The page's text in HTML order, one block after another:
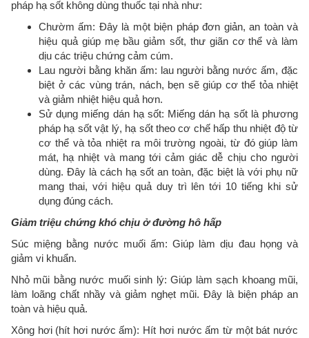
pháp hạ sốt không dùng thuốc tại nhà như:
Chườm ấm: Đây là một biện pháp đơn giản, an toàn và
hiệu quả giúp mẹ bầu giảm sốt, thư giãn cơ thể và làm
dịu các triệu chứng cảm cúm.
Lau người bằng khăn ấm: lau người bằng nước ấm, đặc
biệt ở các vùng trán, nách, bẹn sẽ giúp cơ thể tỏa nhiệt
và giảm nhiệt hiệu quả hơn.
Sử dụng miếng dán hạ sốt: Miếng dán hạ sốt là phương
pháp hạ sốt vật lý, hạ sốt theo cơ chế hấp thu nhiệt độ từ
cơ thể và tỏa nhiệt ra môi trường ngoài, từ đó giúp làm
mát, hạ nhiệt và mang tới cảm giác dễ chịu cho người
dùng. Đây là cách hạ sốt an toàn, đặc biệt là với phụ nữ
mang thai, với hiệu quả duy trì lên tới 10 tiếng khi sử
dụng đúng cách.
Giảm triệu chứng khó chịu ở đường hô hấp
Súc miệng bằng nước muối ấm: Giúp làm dịu đau họng và
giảm vi khuẩn.
Nhỏ mũi bằng nước muối sinh lý: Giúp làm sạch khoang mũi,
làm loãng chất nhầy và giảm nghẹt mũi. Đây là biện pháp an
toàn và hiệu quả.
Xông hơi (hít hơi nước ấm): Hít hơi nước ấm từ một bát nước